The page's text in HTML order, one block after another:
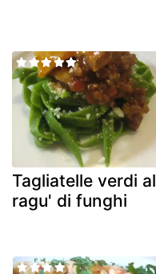
Tagliatelle verdi al
ragu' di funghi